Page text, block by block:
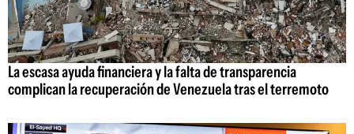
La escasa ayuda financiera y la falta de transparencia
complican la recuperación de Venezuela tras el terremoto